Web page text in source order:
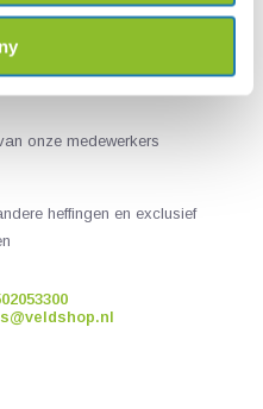
onze medewerkers
heffingen en exclusief